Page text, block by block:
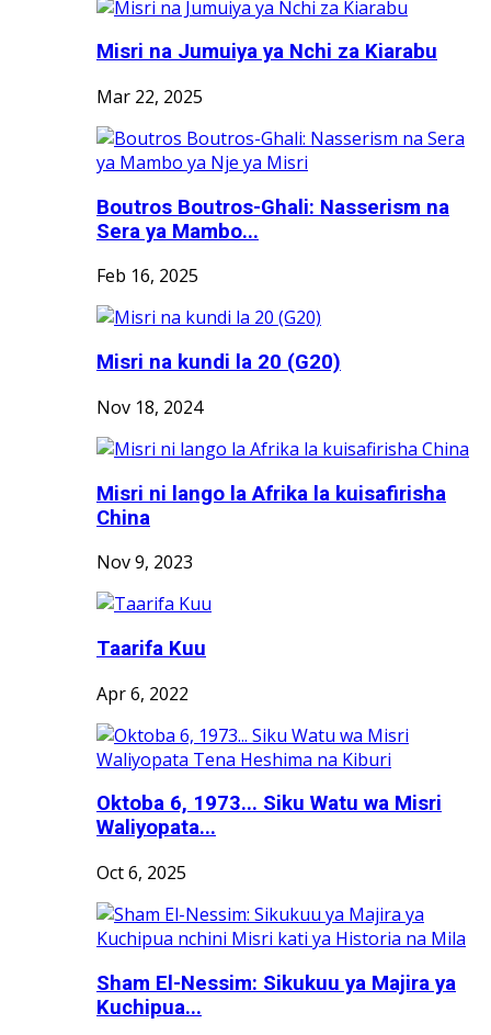
Misri na Jumuiya ya Nchi za Kiarabu
Mar 22, 2025
Boutros Boutros-Ghali: Nasserism na
Sera ya Mambo...
Feb 16, 2025
Misri na kundi la 20 (G20)
Nov 18, 2024
Misri ni lango la Afrika la kuisafirisha
China
Nov 9, 2023
Taarifa Kuu
Apr 6, 2022
Oktoba 6, 1973... Siku Watu wa Misri
Waliyopata...
Oct 6, 2025
Sham El-Nessim: Sikukuu ya Majira ya
Kuchipua...